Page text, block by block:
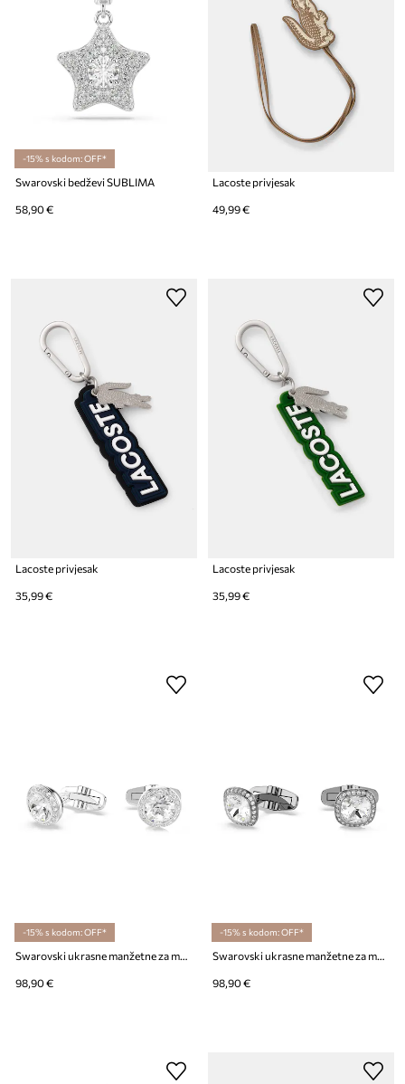
-15% s kodom: OFF*
Swarovski bedževi SUBLIMA
58,90 €
Lacoste privjesak
49,99 €
Lacoste privjesak
35,99 €
Lacoste privjesak
35,99 €
-15% s kodom: OFF*
98,90 €
-15% s kodom: OFF*
98,90 €